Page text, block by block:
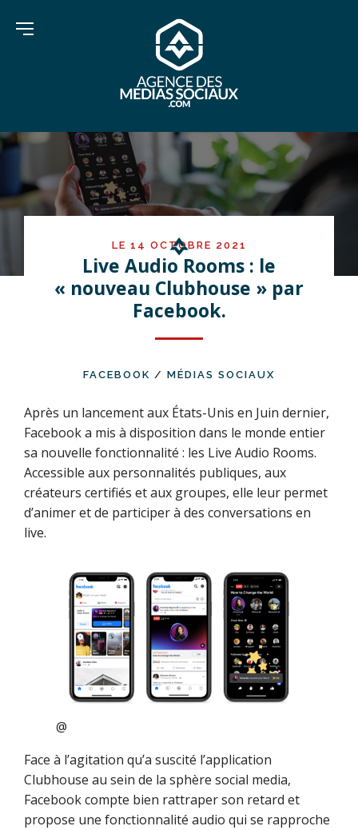
LE 14 OCTOBRE 2021
Live Audio Rooms : le
« nouveau Clubhouse » par
Facebook.
FACEBOOK / MÉDIAS SOCIAUX
Après un lancement aux États-Unis en Juin dernier,
Facebook a mis à disposition dans le monde entier
sa nouvelle fonctionnalité : les Live Audio Rooms.
Accessible aux personnalités publiques, aux
créateurs certifiés et aux groupes, elle leur permet
d’animer et de participer à des conversations en
live.
@
Face à l’agitation qu’a suscité l’application
Clubhouse au sein de la sphère social media,
Facebook compte bien rattraper son retard et
propose une fonctionnalité audio qui se rapproche